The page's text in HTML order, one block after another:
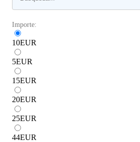
Importe:
10EUR
5EUR
15EUR
20EUR
25EUR
44EUR